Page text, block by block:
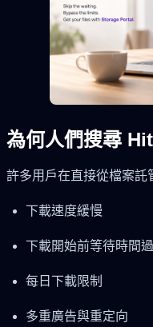
為何人們搜尋
許多用戶在直接從檔案託
下載速度緩慢
下載開始前等待時間
每日下載限制
多重廣告與重定向